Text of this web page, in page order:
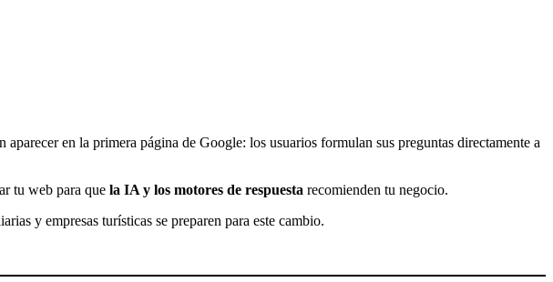
en la primera página de Google: los usuarios formulan sus preguntas directamente a
tu web para que la IA y los motores de respuesta recomienden tu negocio.
y empresas turísticas se preparen para este cambio.